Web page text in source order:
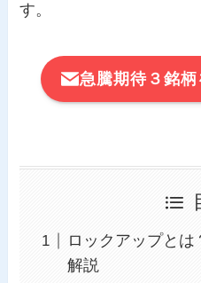
す。
急騰期待３銘
ロックアップとは
解説